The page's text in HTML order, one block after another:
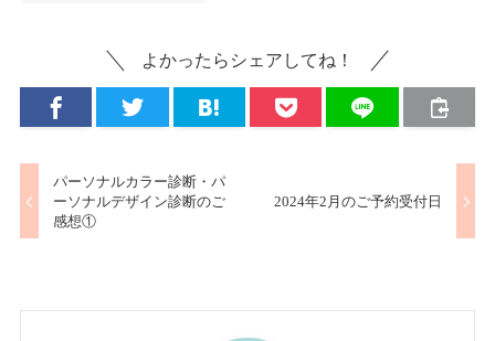
よかったらシェアしてね！
パーソナルカラー診断・パ
ーソナルデザイン診断のご
感想①
2024年2月のご予約受付日